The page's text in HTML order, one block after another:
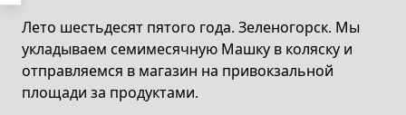
Лето шестьдесят пятого года. Зеленогорск. Мы
укладываем семимесячную Машку в коляску и
отправляемся в магазин на привокзальной
площади за продуктами.